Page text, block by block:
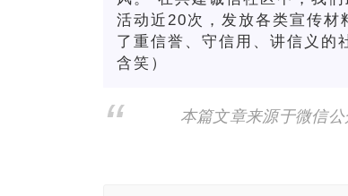
活动近20次，发放各类宣传
了重信誉、守信用、讲信义的
含笑）
本篇文章来源于微信